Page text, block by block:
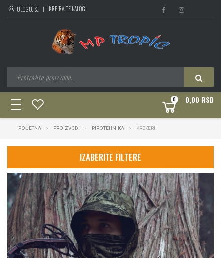
ULOGUJ SE KREIRAJTE NALOG
toggle
navigation
0 0,00 RSD
POČETNA PROIZVODI PIROTEHNIKA KREKERI
IZABERITE FILTERE